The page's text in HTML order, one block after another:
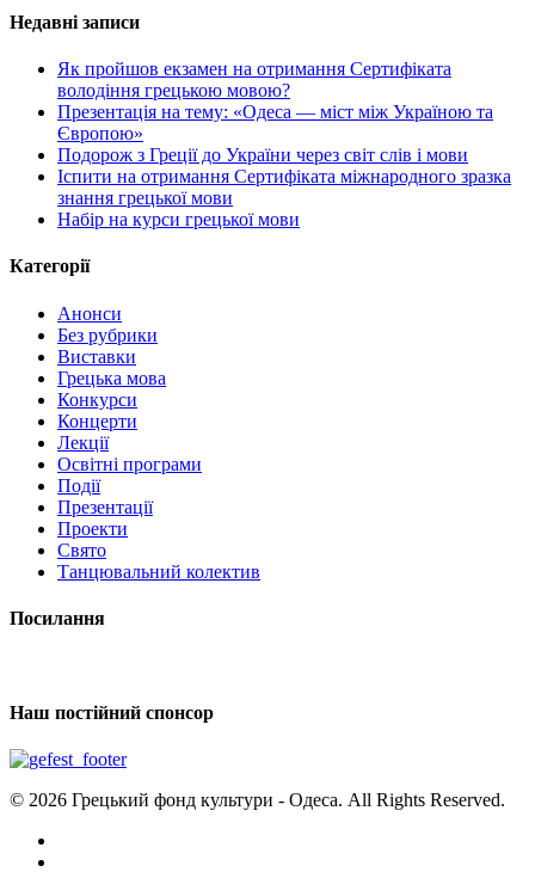
Недавні записи
Як пройшов екзамен на отримання Сертифіката
володіння грецькою мовою?
Презентація на тему: «Одеса — міст між Україною та
Європою»
Подорож з Греції до України через світ слів і мови
Іспити на отримання Сертифіката міжнародного зразка
знання грецької мови
Набір на курси грецької мови
Категорії
Анонси
Без рубрики
Виставки
Грецька мова
Конкурси
Концерти
Лекції
Освітні програми
Події
Презентації
Проекти
Свято
Танцювальний колектив
Посилання
Наш постійний спонсор
© 2026 Грецький фонд культури - Одеса. All Rights Reserved.